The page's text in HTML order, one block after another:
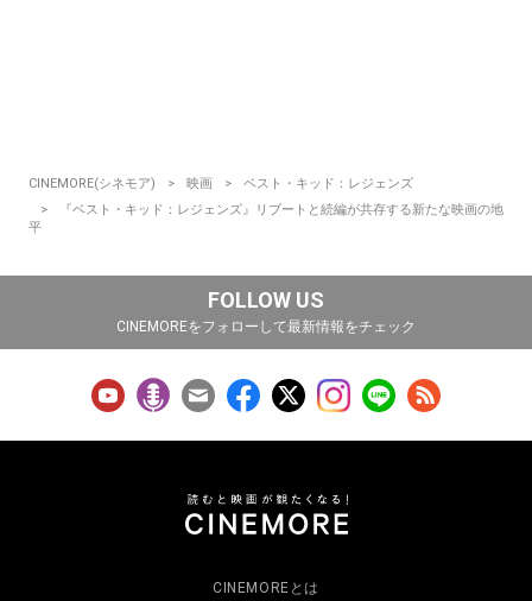
CINEMORE(シネモア) 映画
ベスト・キッド：レジェンズ
『ベスト・キッド：レジェンズ』リブートと続編が共存する新たな映画の地
平
FOLLOW US
CINEMOREをフォローして最新情報をチェック
CINEMOREとは